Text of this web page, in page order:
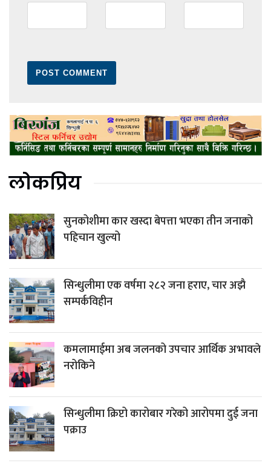
लोकप्रिय
सुनकोशीमा कार खस्दा बेपत्ता भएका तीन जनाको
पहिचान खुल्यो
सिन्धुलीमा एक वर्षमा २८२ जना हराए, चार अझै
सम्पर्कविहीन
कमलामाईमा अब जलनको उपचार आर्थिक अभावले
नरोकिने
सिन्धुलीमा क्रिप्टो कारोबार गरेको आरोपमा दुई जना
पक्राउ